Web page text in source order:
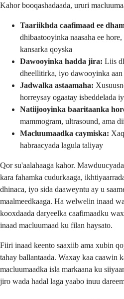
Kahor booqashadaada, ururi
Taariikhda caafimaad ee
dhibaatooyinka naasaha ee
kansarka qoyska
Dawooyinka hadda jira: Liis
dheellitirka, iyo dawooyinka aan
Jadwalka astaamaha:
horreysay ogaatay isbeddelada
Natiijooyinka baaritaanka
mammogram, ultrasound, ama
Macluumaadka caymiska:
habraacyada lagula taliyay
Qor su'aalahaaga kahor.
kara fahamka cudurkaaga,
dhinaca, iyo sida daaweyntu ay u
maalmeedkaaga. Ha welwelin inaad
kooxdaada daryeelka caafimaadku
inaad macluumaad ku filan haysato.
Fiiri inaad keento saaxiib ama xubin
tahay ballantaada. Waxay kaa caawin
macluumaadka isla markaana ku
jiro wada hadal laga yaabo inuu